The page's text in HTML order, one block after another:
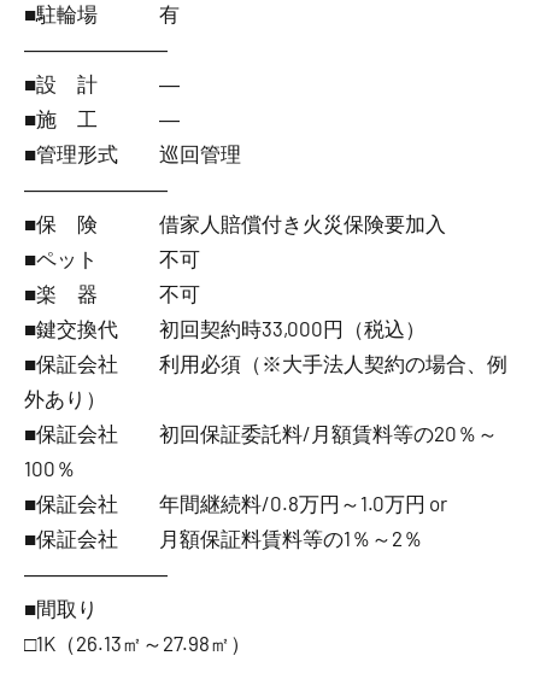
■駐輪場 有
―――――――
■設 計 ―
■施 工 ―
■管理形式 巡回管理
―――――――
■保 険 借家人賠償付き火災保険要加入
■ペット 不可
■楽 器 不可
■鍵交換代 初回契約時33,000円（税込）
■保証会社 利用必須（※大手法人契約の場合、例
外あり）
■保証会社 初回保証委託料/月額賃料等の20％～
100％
■保証会社 年間継続料/0.8万円～1.0万円 or
■保証会社 月額保証料賃料等の1％～2％
―――――――
■間取り
□1K（26.13㎡～27.98㎡）